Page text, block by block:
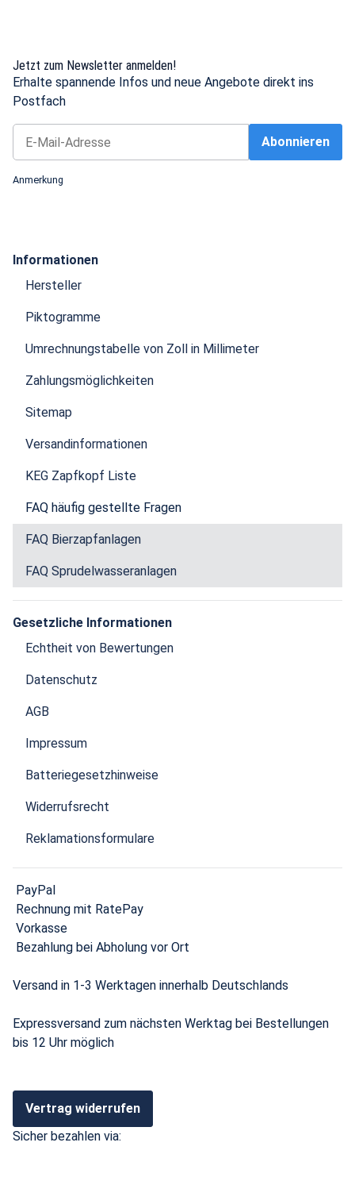
Jetzt zum Newsletter anmelden!
Erhalte spannende Infos und neue Angebote direkt ins
Postfach
Abonnieren
Anmerkung
Informationen
Hersteller
Piktogramme
Umrechnungstabelle von Zoll in Millimeter
Zahlungsmöglichkeiten
Sitemap
Versandinformationen
KEG Zapfkopf Liste
FAQ häufig gestellte Fragen
FAQ Bierzapfanlagen
FAQ Sprudelwasseranlagen
Gesetzliche Informationen
Echtheit von Bewertungen
Datenschutz
AGB
Impressum
Batteriegesetzhinweise
Widerrufsrecht
Reklamationsformulare
PayPal
Rechnung mit RatePay
Vorkasse
Bezahlung bei Abholung vor Ort
Versand in 1-3 Werktagen innerhalb Deutschlands
Expressversand zum nächsten Werktag bei Bestellungen
bis 12 Uhr möglich
Vertrag widerrufen
Sicher bezahlen via: